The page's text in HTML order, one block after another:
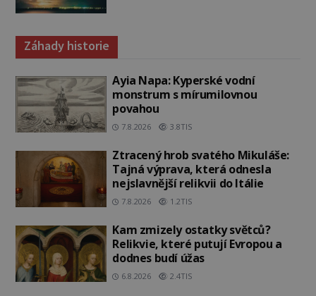
Záhady historie
Ayia Napa: Kyperské vodní
monstrum s mírumilovnou
povahou
7.8.2026 3.8TIS
Ztracený hrob svatého Mikuláše:
Tajná výprava, která odnesla
nejslavnější relikvii do Itálie
7.8.2026 1.2TIS
Kam zmizely ostatky světců?
Relikvie, které putují Evropou a
dodnes budí úžas
6.8.2026 2.4TIS